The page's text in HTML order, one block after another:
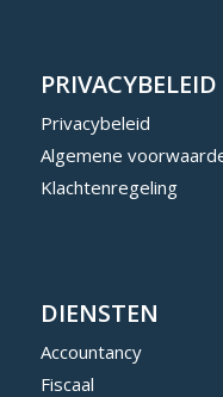
PRIVACYBELEID
Privacybeleid
Algemene
Klachtenregeling
DIENSTEN
Accountancy
Fiscaal